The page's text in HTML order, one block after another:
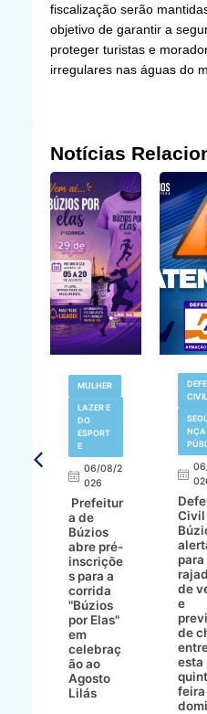
fiscalização serão
objetivo de garantir a
proteger turistas e
irregulares nas águas do
Notícias
MULHER
LAZER E
DO
ESPORT
E
06/08/2
026
Prefeitur
a de
Búzios
abre pré-
inscriçõe
s para a
corrida
"Búzios
por Elas"
em
celebraç
ão ao
Agosto
Lilás
CIVIL
NÇA
Civil
para
de
e
de
esta
feira